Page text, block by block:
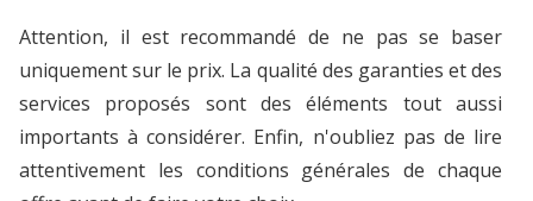
Attention, il est recommandé de ne pas se baser
uniquement sur le prix. La qualité des garanties et des
services proposés sont des éléments tout aussi
importants à considérer. Enfin, n'oubliez pas de lire
attentivement les conditions générales de chaque